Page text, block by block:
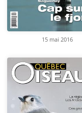
15 mai 2016